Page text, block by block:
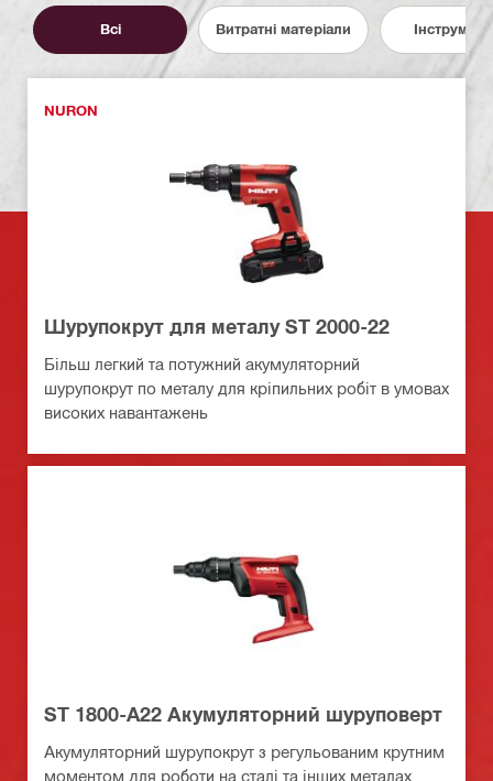
Всі Витратні матеріали
NURON
Шурупокрут для металу ST 2000-22
Більш легкий та потужний акумуляторний
шурупокрут по металу для кріпильних робіт в умовах
високих навантажень
ST 1800-A22 Акумуляторний шуруповерт
Акумуляторний шурупокрут з регульованим крутним
моментом для роботи на сталі та інших металах